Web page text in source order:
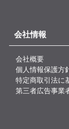
会社情報
会社概要
個人情報保護方
特定商取引法に
第三者広告事業